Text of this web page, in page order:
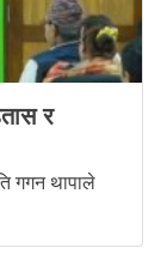
र
गगन थापाले